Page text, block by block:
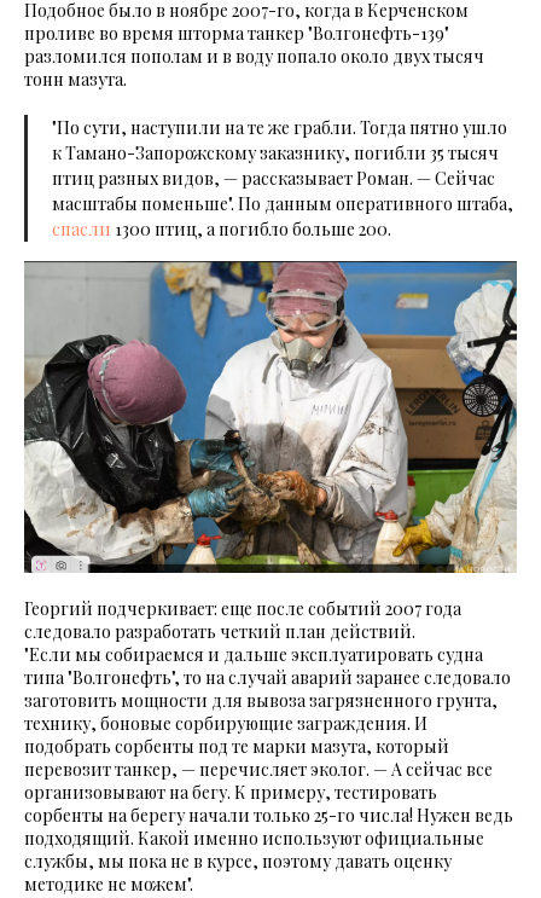
Подобное было в ноябре 2007-го, когда в Керченском
проливе во время шторма танкер "Волгонефть-139"
разломился пополам и в воду попало около двух тысяч
тонн мазута.
"По сути, наступили на те же грабли. Тогда пятно ушло
к Тамано-Запорожскому заказнику, погибли 35 тысяч
птиц разных видов, — рассказывает Роман. — Сейчас
масштабы поменьше". По данным оперативного штаба,
спасли 1300 птиц, а погибло больше 200.
Георгий подчеркивает: еще после событий 2007 года
следовало разработать четкий план действий.
"Если мы собираемся и дальше эксплуатировать судна
типа "Волгонефть", то на случай аварий заранее следовало
заготовить мощности для вывоза загрязненного грунта,
технику, боновые сорбирующие заграждения. И
подобрать сорбенты под те марки мазута, который
перевозит танкер, — перечисляет эколог. — А сейчас все
организовывают на бегу. К примеру, тестировать
сорбенты на берегу начали только 25-го числа! Нужен ведь
подходящий. Какой именно используют официальные
службы, мы пока не в курсе, поэтому давать оценку
методике не можем".